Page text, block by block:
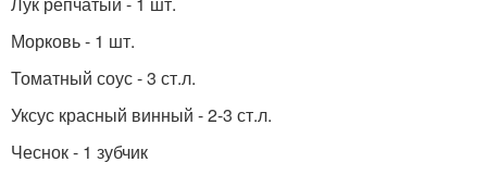
Морковь - 1 шт.
Томатный соус - 3 ст.л.
Уксус красный винный - 2-3 ст.л.
Чеснок - 1 зубчик